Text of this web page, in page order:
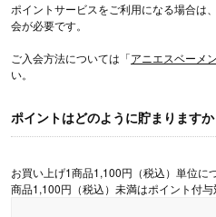
ポイントサービスをご利用になる場合は
会が必要です。
ご入会方法については「アニエスベーメ
い。
ポイントはどのように貯まりますか
お買い上げ1商品1,100円（税込）単位に
商品1,100円（税込）未満はポイント付与